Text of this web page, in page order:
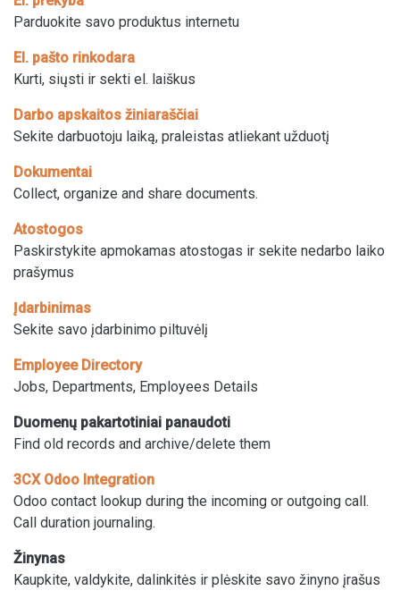
Parduokite savo produktus internetu
El. pašto rinkodara
Kurti, siųsti ir sekti el. laiškus
Darbo apskaitos žiniaraščiai
Sekite darbuotoju laiką, praleistas atliekant užduotį
Dokumentai
Collect, organize and share documents.
Atostogos
Paskirstykite apmokamas atostogas ir sekite nedarbo laiko
prašymus
Įdarbinimas
Sekite savo įdarbinimo piltuvėlį
Employee Directory
Jobs, Departments, Employees Details
Duomenų pakartotiniai panaudoti
Find old records and archive/delete them
3CX Odoo Integration
Odoo contact lookup during the incoming or outgoing call.
Call duration journaling.
Žinynas
Kaupkite, valdykite, dalinkitės ir plėskite savo žinyno įrašus